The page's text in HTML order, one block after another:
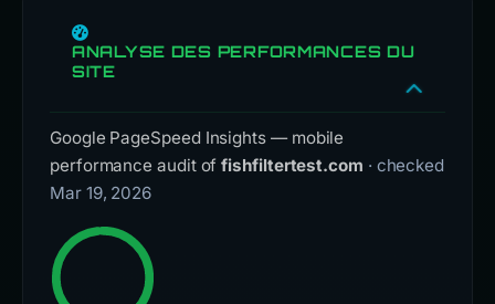
ANALYSE DES PERFORMANCES DU
SITE
Google PageSpeed Insights — mobile
performance audit offishfiltertest.com · checked
Mar 19, 2026